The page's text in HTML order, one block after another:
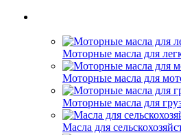
Моторные масла для
Моторные масла для
Моторные масла для
Масла для